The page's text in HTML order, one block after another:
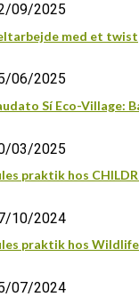
09/2025
med et twist
06/2025
Sí Eco-Village:
03/2025
praktik hos
10/2024
praktik hos
07/2024